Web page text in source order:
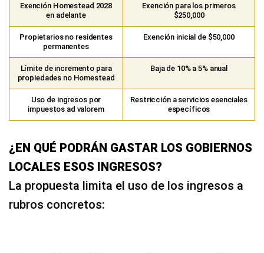
Exención Homestead 2028
en adelante
Exención para los primeros
$250,000
Propietarios no residentes
permanentes
Exención inicial de $50,000
Límite de incremento para
propiedades no Homestead
Baja de 10% a 5% anual
Uso de ingresos por
impuestos ad valorem
Restricción a servicios esenciales
específicos
¿EN QUÉ PODRÁN GASTAR LOS GOBIERNOS
LOCALES ESOS INGRESOS?
La propuesta limita el uso de los ingresos a
rubros concretos: